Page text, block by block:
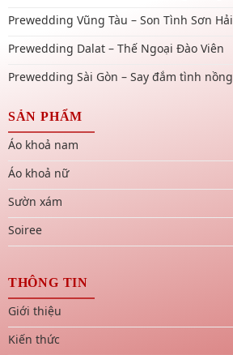
Prewedding Vũng Tàu – Son Tình Sơn Hải
Prewedding Dalat – Thế Ngoại Đào Viên
Prewedding Sài Gòn – Say đắm tình nồng
SẢN PHẨM
Áo khoả nam
Áo khoả nữ
Sườn xám
Soiree
THÔNG TIN
Giới thiệu
Kiến thức